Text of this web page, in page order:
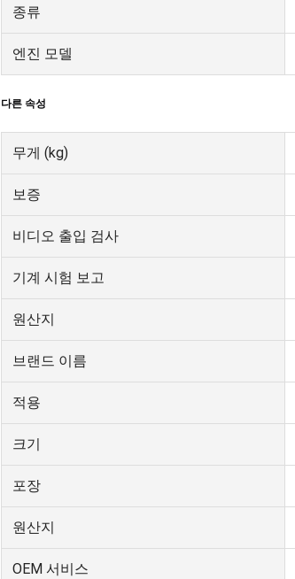
종류
엔진 모델
다른 속성
무게 (kg)
보증
비디오 출입 검사
기계 시험 보고
원산지
브랜드 이름
적용
크기
포장
원산지
OEM 서비스